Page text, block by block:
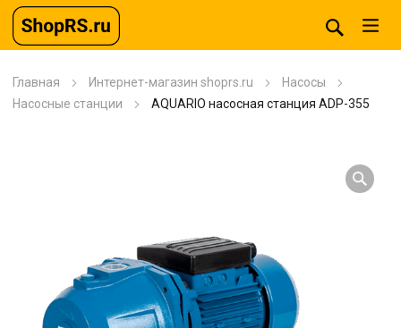
Главная Интернет-магазин shoprs.ru
Насосы
Насосные станции
AQUARIO насосная станция ADP-355